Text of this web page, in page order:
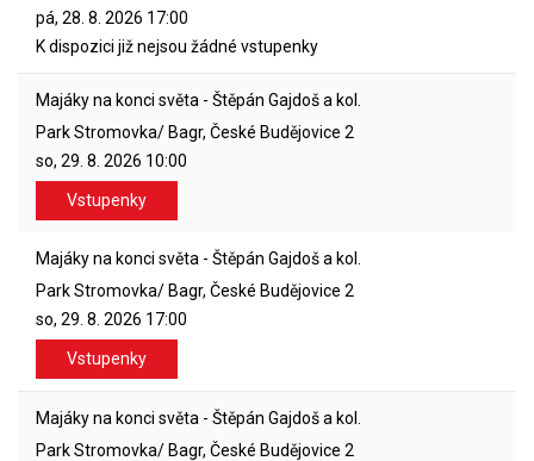
pá, 28. 8. 2026 17:00
K dispozici již nejsou žádné vstupenky
Majáky na konci světa - Štěpán Gajdoš a kol.
Park Stromovka/ Bagr, České Budějovice 2
so, 29. 8. 2026 10:00
Vstupenky
Majáky na konci světa - Štěpán Gajdoš a kol.
Park Stromovka/ Bagr, České Budějovice 2
so, 29. 8. 2026 17:00
Vstupenky
Majáky na konci světa - Štěpán Gajdoš a kol.
Park Stromovka/ Bagr, České Budějovice 2